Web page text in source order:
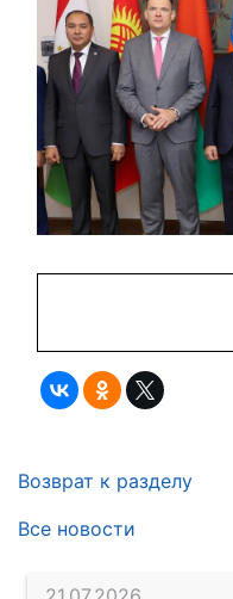
Возврат к разделу
Все новости